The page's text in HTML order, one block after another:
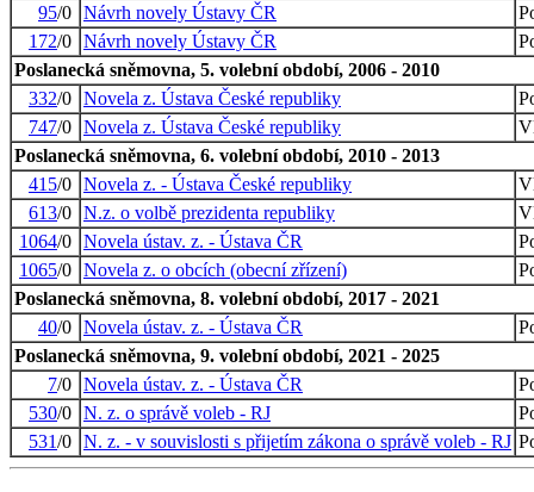
95/0 Návrh novely Ústavy ČR
172/0 Návrh novely Ústavy ČR
Poslanecká sněmovna, 5. volební období, 2006 - 2010
332/0 Novela z. Ústava České republiky
747/0 Novela z. Ústava České republiky
Poslanecká sněmovna, 6. volební období, 2010 - 2013
415/0 Novela z. - Ústava České republiky
613/0 N.z. o volbě prezidenta republiky
1064/0 Novela ústav. z. - Ústava ČR
1065/0 Novela z. o obcích (obecní zřízení)
Poslanecká sněmovna, 8. volební období, 2017 - 2021
40/0 Novela ústav. z. - Ústava ČR
Poslanecká sněmovna, 9. volební období, 2021 - 2025
7/0 Novela ústav. z. - Ústava ČR
530/0 N. z. o správě voleb - RJ
531/0 N. z. - v souvislosti s přijetím zákona o správě voleb - RJ